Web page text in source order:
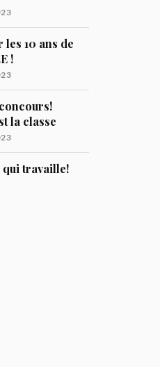
les 10 ans de
!
la classe
qui travaille!